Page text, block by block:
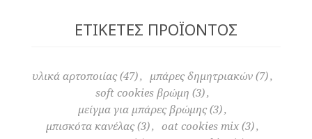
ΕΤΙΚΈΤΕΣ ΠΡΟΪΌΝΤΟΣ
υλικά αρτοποιίας (47), μπάρες δημητριακών (7),
soft cookies βρώμη (3),
μείγμα για μπάρες βρώμης (3),
μπισκότα κανέλας (3), oat cookies mix (3),